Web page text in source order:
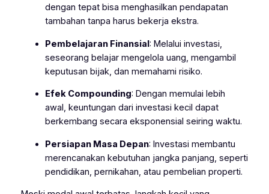
dengan tepat bisa menghasilkan pendapatan
tambahan tanpa harus bekerja ekstra.
Pembelajaran Finansial: Melalui investasi,
seseorang belajar mengelola uang, mengambil
keputusan bijak, dan memahami risiko.
Efek Compounding: Dengan memulai lebih
awal, keuntungan dari investasi kecil dapat
berkembang secara eksponensial seiring waktu.
Persiapan Masa Depan: Investasi membantu
merencanakan kebutuhan jangka panjang, seperti
pendidikan, pernikahan, atau pembelian properti.